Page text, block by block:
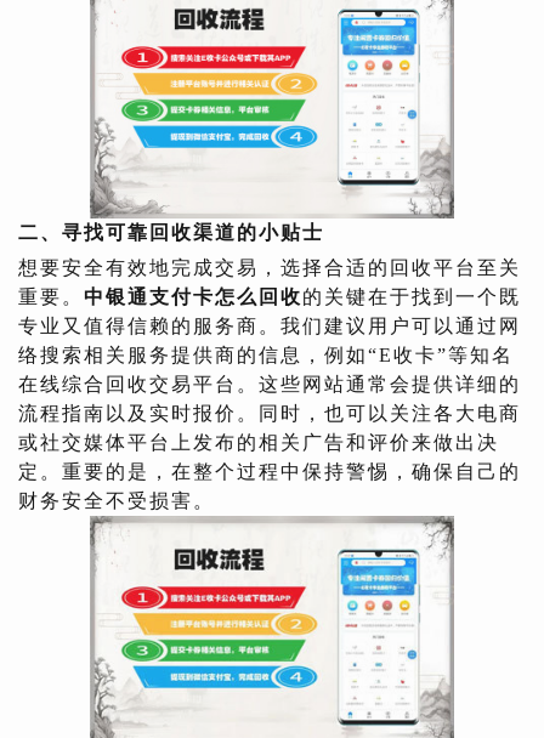
二、寻找可靠回收渠道的小贴士
想要安全有效地完成交易，选择合适的回收平台至关
重要。 中银通支付卡怎么回收的关键在于找到一个既
专业又值得信赖的服务商。我们建议用户可以通过网
络搜索相关服务提供商的信息，例如“E收卡”等知名
在线综合回收交易平台。这些网站通常会提供详细的
流程指南以及实时报价。同时，也可以关注各大电商
或社交媒体平台上发布的相关广告和评价来做出决
定。重要的是，在整个过程中保持警惕，确保自己的
财务安全不受损害。